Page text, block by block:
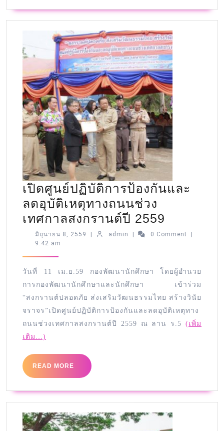
เปิดศูนย์ปฏิบัติการป้องกันและ
ลดอุบัติเหตุทางถนนช่วง
เทศกาลสงกรานต์ปี 2559
มิถุนายน 8, 2559 admin 0 Comment
9:42 am
วันที่ 11 เม.ย.59 กองพัฒนานักศึกษา โดยผู้อำนวย
การกองพัฒนานักศึกษาและนักศึกษา เข้าร่วม
“สงกรานต์ปลอดภัย ส่งเสริมวัฒนธรรมไทย สร้างวินัย
จราจร”เปิดศูนย์ปฏิบัติการป้องกันและล ดอุบัติเหตุทาง
ถนนช่วงเทศกาลสงกรานต์ปี
2559 ณ ลาน ร.5 (เพิ่ม
เติม…)
READ MORE